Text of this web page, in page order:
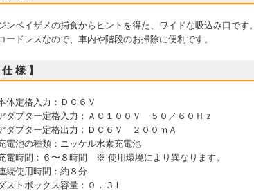
ンベイザメの捕食からヒントを得た、ワイドな吸込み口です。
ードレスなので、車内や階段のお掃除に便利です。
仕 様 】
体定格入力：ＤＣ６Ｖ
ダプター定格入力：ＡＣ１００Ｖ ５０／６０Ｈｚ
ダプター定格出力：ＤＣ６Ｖ ２００ｍＡ
電池の種類：ニッケル水素充電池
電時間：６〜８時間 ※ 使用環境により異なります。
続使用時間：約８分
ストボックス容量：０．３Ｌ